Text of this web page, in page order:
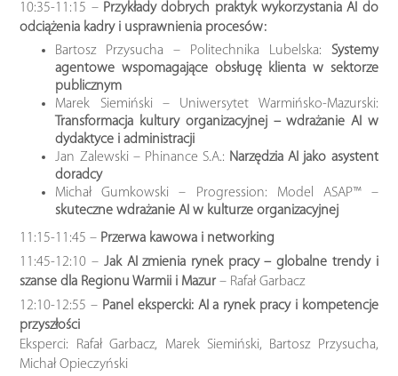
10:35-11:15 – Przykłady dobrych praktyk wykorzystania AI do
odciążenia kadry i usprawnienia procesów:
Bartosz Przysucha – Politechnika Lubelska: Systemy
agentowe wspomagające obsługę klienta w sektorze
publicznym
Marek Siemiński – Uniwersytet Warmińsko-Mazurski:
Transformacja kultury organizacyjnej – wdrażanie AI w
dydaktyce i administracji
Jan Zalewski – Phinance S.A.: Narzędzia AI jako asystent
doradcy
Michał Gumkowski – Progression: Model ASAP™ –
skuteczne wdrażanie AI w kulturze organizacyjnej
11:15-11:45 – Przerwa kawowa i networking
11:45-12:10 – Jak AI zmienia rynek pracy – globalne trendy i
szanse dla Regionu Warmii i Mazur – Rafał Garbacz
12:10-12:55 – Panel ekspercki: AI a rynek pracy i kompetencje
przyszłości
Eksperci: Rafał Garbacz, Marek Siemiński, Bartosz Przysucha,
Michał Opieczyński